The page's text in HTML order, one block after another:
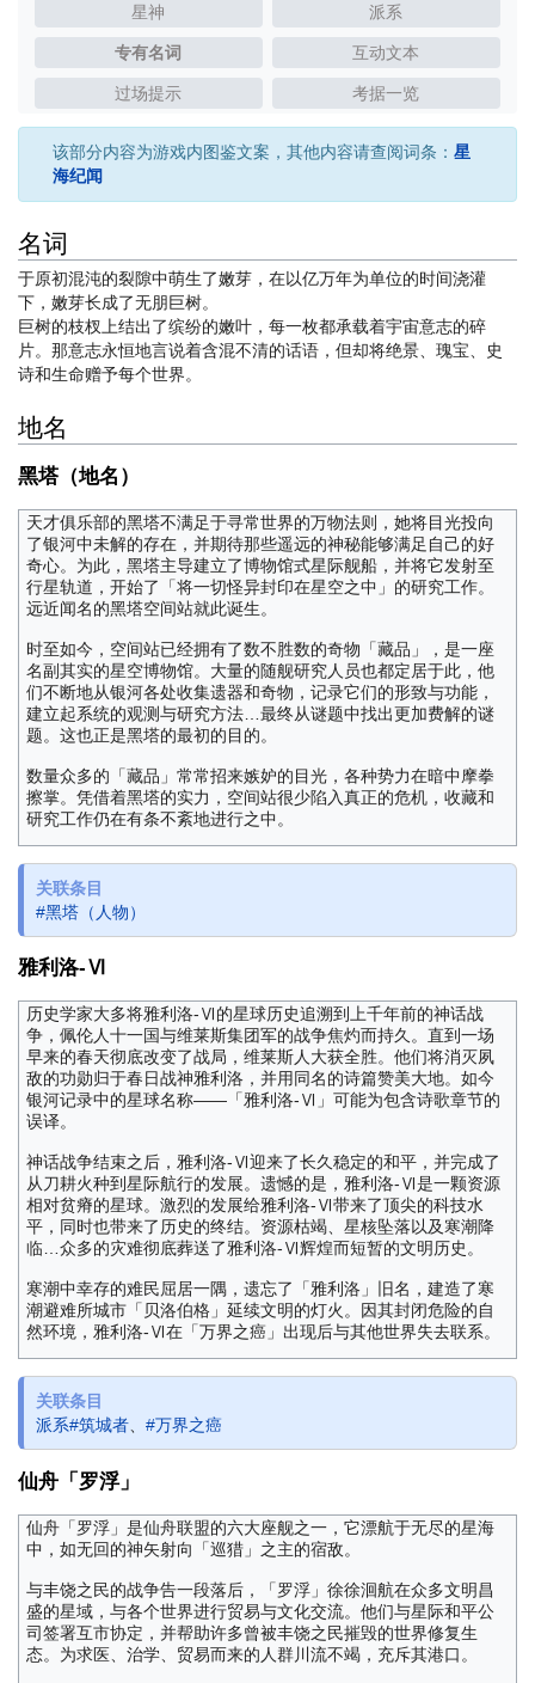
星神 派系
专有名词 互动文本
过场提示 考据一览
该部分内容为游戏内图鉴文案，其他内容请查阅词条： 星
海纪闻
名词
于原初混沌的裂隙中萌生了嫩芽，在以亿万年为单位的时间浇灌
下，嫩芽长成了无朋巨树。
巨树的枝杈上结出了缤纷的嫩叶，每一枚都承载着宇宙意志的碎
片。那意志永恒地言说着含混不清的话语，但却将绝景、瑰宝、史
诗和生命赠予每个世界。
地名
黑塔（地名）
天才俱乐部的黑塔不满足于寻常世界的万物法则，她将目光投向
了银河中未解的存在，并期待那些遥远的神秘能够满足自己的好
奇心。为此，黑塔主导建立了博物馆式星际舰船，并将它发射至
行星轨道，开始了「将一切怪异封印在星空之中」的研究工作。
远近闻名的黑塔空间站就此诞生。
时至如今，空间站已经拥有了数不胜数的奇物「藏品」，是一座
名副其实的星空博物馆。大量的随舰研究人员也都定居于此，他
们不断地从银河各处收集遗器和奇物，记录它们的形致与功能，
建立起系统的观测与研究方法…最终从谜题中找出更加费解的谜
题。这也正是黑塔的最初的目的。
数量众多的「藏品」常常招来嫉妒的目光，各种势力在暗中摩拳
擦掌。凭借着黑塔的实力，空间站很少陷入真正的危机，收藏和
研究工作仍在有条不紊地进行之中。
关联条目
#黑塔（人物）
雅利洛-Ⅵ
历史学家大多将雅利洛-Ⅵ的星球历史追溯到上千年前的神话战
争，佩伦人十一国与维莱斯集团军的战争焦灼而持久。直到一场
早来的春天彻底改变了战局，维莱斯人大获全胜。他们将消灭夙
敌的功勋归于春日战神雅利洛，并用同名的诗篇赞美大地。如今
银河记录中的星球名称——「雅利洛-Ⅵ」可能为包含诗歌章节的
误译。
神话战争结束之后，雅利洛-Ⅵ迎来了长久稳定的和平，并完成了
从刀耕火种到星际航行的发展。遗憾的是，雅利洛-Ⅵ是一颗资源
相对贫瘠的星球。激烈的发展给雅利洛-Ⅵ带来了顶尖的科技水
平，同时也带来了历史的终结。资源枯竭、星核坠落以及寒潮降
临…众多的灾难彻底葬送了雅利洛-Ⅵ辉煌而短暂的文明历史。
寒潮中幸存的难民屈居一隅，遗忘了「雅利洛」旧名，建造了寒
潮避难所城市「贝洛伯格」延续文明的灯火。因其封闭危险的自
然环境，雅利洛-Ⅵ在「万界之癌」出现后与其他世界失去联系。
关联条目
派系#筑城者、 #万界之癌
仙舟「罗浮」
仙舟「罗浮」是仙舟联盟的六大座舰之一，它漂航于无尽的星海
中，如无回的神矢射向「巡猎」之主的宿敌。
与丰饶之民的战争告一段落后，「罗浮」徐徐洄航在众多文明昌
盛的星域，与各个世界进行贸易与文化交流。他们与星际和平公
司签署互市协定，并帮助许多曾被丰饶之民摧毁的世界修复生
态。为求医、治学、贸易而来的人群川流不竭，充斥其港口。